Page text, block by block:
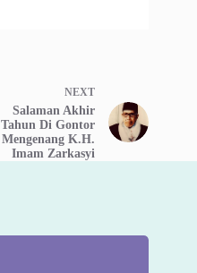
NEXT
Salaman Akhir
Tahun Di Gontor
Mengenang K.H.
Imam Zarkasyi